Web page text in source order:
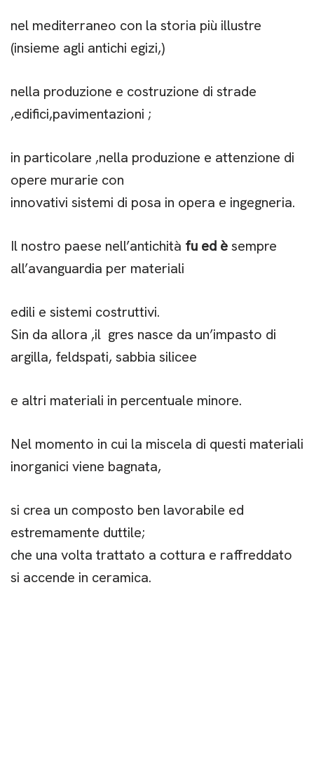
nel mediterraneo con la storia più illustre
(insieme agli antichi egizi,)
nella produzione e costruzione di strade
,edifici,pavimentazioni ;
in particolare ,nella produzione e attenzione di
opere murarie con
innovativi sistemi di posa in opera e ingegneria.
Il nostro paese nell’antichità fu ed èsempre
all’avanguardia per materiali
edili e sistemi costruttivi.
Sin da allora ,il gres nasce da un’impasto di
argilla, feldspati, sabbia silicee
e altri materiali in percentuale minore.
Nel momento in cui la miscela di questi materiali
inorganici viene bagnata,
si crea un composto ben lavorabile ed
estremamente duttile;
che una volta trattato a cottura e raffreddato
si accende in ceramica.